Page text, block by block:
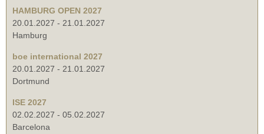
HAMBURG OPEN 2027
20.01.2027 - 21.01.2027
Hamburg
boe international 2027
20.01.2027 - 21.01.2027
Dortmund
ISE 2027
02.02.2027 - 05.02.2027
Barcelona